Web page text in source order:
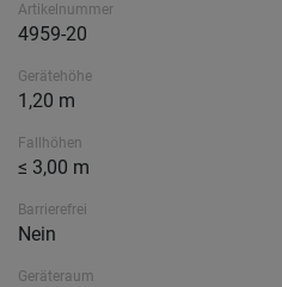
Artikelnummer
4959-20
Gerätehöhe
1,20 m
Fallhöhen
≤ 3,00 m
Barrierefrei
Nein
Geräteraum